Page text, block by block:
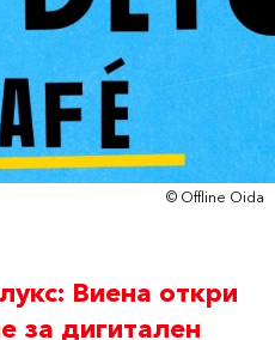
© Offline Oida
Виена откри
за дигитален